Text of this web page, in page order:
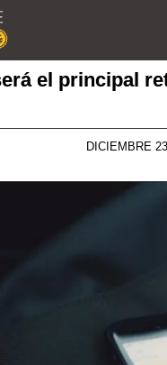
el principal
DICIEMBRE